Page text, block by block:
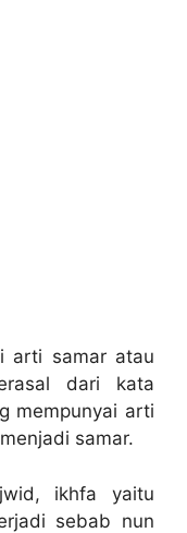
arti samar atau
dari kata
mempunyai arti
samar.
ikhfa yaitu
sebab nun